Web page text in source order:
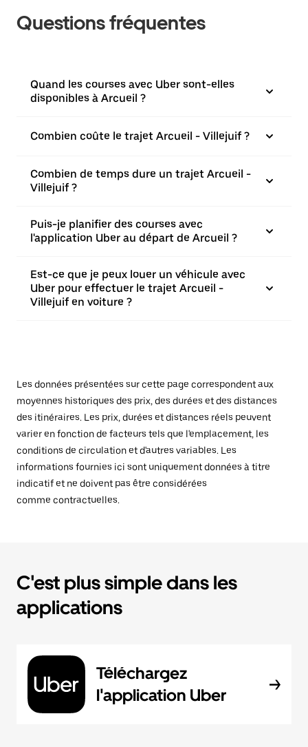
Questions fréquentes
Quand les courses avec Uber sont-elles
disponibles à Arcueil ?
Combien coûte le trajet Arcueil - Villejuif ?
Combien de temps dure un trajet Arcueil -
Villejuif ?
Puis-je planifier des courses avec
l'application Uber au départ de Arcueil ?
Est-ce que je peux louer un véhicule avec
Uber pour effectuer le trajet Arcueil -
Villejuif en voiture ?
Les données présentées sur cette page correspondent aux
moyennes historiques des prix, des durées et des distances
des itinéraires. Les prix, durées et distances réels peuvent
varier en fonction de facteurs tels que l'emplacement, les
conditions de circulation et d'autres variables. Les
informations fournies ici sont uniquement données à titre
indicatif et ne doivent pas être considérées
comme contractuelles.
C'est plus simple dans les
applications
Téléchargez
l'application Uber